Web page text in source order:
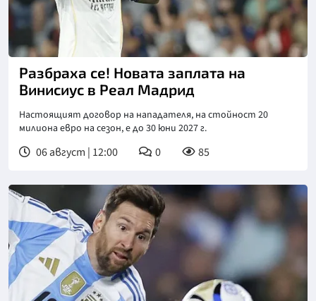
Разбраха се! Новата заплата на
Винисиус в Реал Мадрид
Настоящият договор на нападателя, на стойност 20
милиона евро на сезон, е до 30 юни 2027 г.
06 август | 12:00 0 85